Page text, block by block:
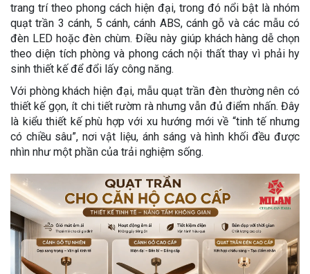
trang trí theo phong cách hiện đại, trong đó nổi bật là nhóm
quạt trần 3 cánh, 5 cánh, cánh ABS, cánh gỗ và các mẫu có
đèn LED hoặc đèn chùm. Điều này giúp khách hàng dễ chọn
theo diện tích phòng và phong cách nội thất thay vì phải hy
sinh thiết kế để đổi lấy công năng.
Với phòng khách hiện đại, mẫu quạt trần đèn thường nên có
thiết kế gọn, ít chi tiết rườm rà nhưng vẫn đủ điểm nhấn. Đây
là kiểu thiết kế phù hợp với xu hướng mới về “tinh tế nhưng
có chiều sâu”, nơi vật liệu, ánh sáng và hình khối đều được
nhìn như một phần của trải nghiệm sống.